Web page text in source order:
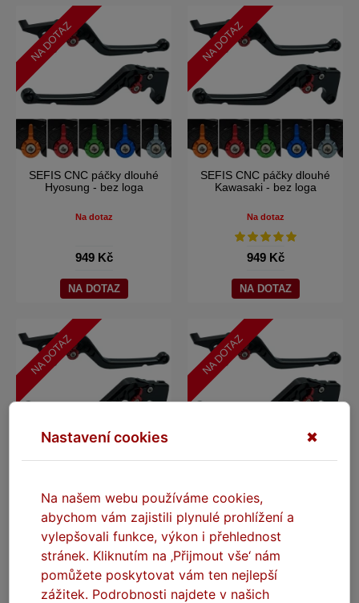
NA DOTAZ
SEFIS CNC páčky dlouhé
Hyosung - bez loga
Na dotaz
949 Kč
NA DOTAZ
NA DOTAZ
SEFIS CNC páčky dlouhé
Kawasaki - bez loga
Na dotaz
949 Kč
NA DOTAZ
NA DOTAZ
KOVE - bez loga
Na dotaz
949 Kč
NA DOTAZ
NA DOTAZ
KTM - bez loga
Na dotaz
949 Kč
NA DOTAZ
Nastavení cookies ✖
Na našem webu používáme cookies,
abychom vám zajistili plynulé prohlížení a
vylepšovali funkce, výkon i přehlednost
stránek. Kliknutím na ‚Přijmout vše‘ nám
pomůžete poskytovat vám ten nejlepší
zážitek. Podrobnosti najdete v našich